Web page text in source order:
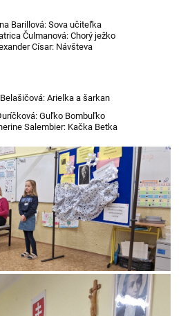
Barillová: Sova učiteľka
Čulmanová: Chorý ježko
Císar: Návšteva
Arielka a šarkan
Guľko Bombuľko
Salembier: Kačka Betka